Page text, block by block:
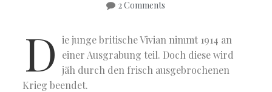
2 Comments
D ie junge britische Vivian nimmt 1914 an
einer Ausgrabung teil. Doch diese wird
jäh durch den frisch ausgebrochenen
Krieg beendet.